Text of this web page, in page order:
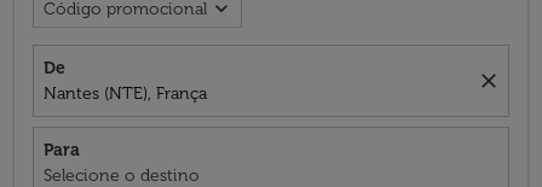
Código promocional expand_more
De
Nantes (NTE), França
close
Para
Selecione o destino